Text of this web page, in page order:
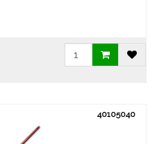
40105040